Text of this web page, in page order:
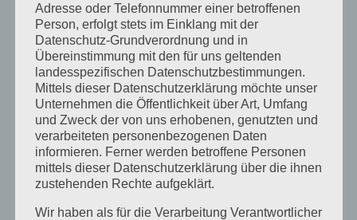
Coaching Ausbildung
Coachings
Coaching Seminar 2026
Digitale Führung
erfolgreiche Führung
FCG Akademie
Führung
Führung mit Empathie
Führungsalltag
Führungskraft
Führungskräfte
Führungskräfte-Training
Führungskräfte Coaching
Führungskräfte Weiterbildung
Homeoffice
konstruktive Fehlerkultur
Adresse oder Telefonnummer einer betroffenen
Person, erfolgt stets im Einklang mit der
Datenschutz-Grundverordnung und in
Übereinstimmung mit den für uns geltenden
landesspezifischen Datenschutzbestimmungen.
Mittels dieser Datenschutzerklärung möchte unser
Unternehmen die Öffentlichkeit über Art, Umfang
und Zweck der von uns erhobenen, genutzten und
verarbeiteten personenbezogenen Daten
informieren. Ferner werden betroffene Personen
mittels dieser Datenschutzerklärung über die ihnen
zustehenden Rechte aufgeklärt.
Wir haben als für die Verarbeitung Verantwortlicher